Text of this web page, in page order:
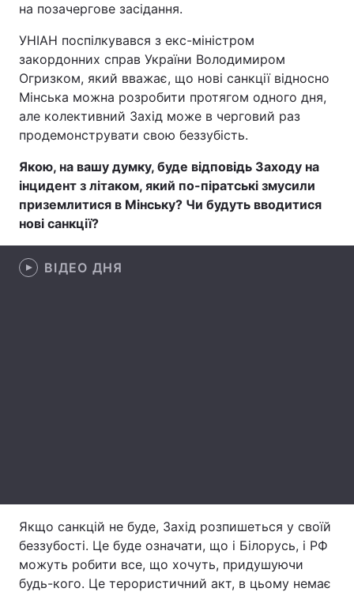
Головна Війна
Україна Політика
Економіка Світ
Техно і зв'язок Лайт
Зброя
Здоров'я
Послуги
на позачергове засідання.
УНІАН поспілкувався з екс-міністром
закордонних справ України Володимиром
Огризком, який вважає, що нові санкції відносно
Мінська можна розробити протягом одного дня,
але колективний Захід може в черговий раз
продемонструвати свою беззубість.
Якою, на вашу думку, буде відповідь Заходу на
інцидент з літаком, який по-піратські змусили
приземлитися в Мінську? Чи будуть вводитися
нові санкції?
ВІДЕО ДНЯ
Якщо санкцій не буде, Захід розпишеться у своїй
беззубості. Це буде означати, що і Білорусь, і РФ
можуть робити все, що хочуть, придушуючи
будь-кого. Це терористичний акт, в цьому немає